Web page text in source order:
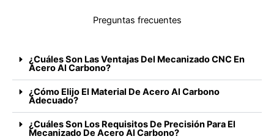
Preguntas frecuentes
¿Cuáles Son Las Ventajas Del Mecanizado CNC En
Acero Al Carbono?
¿Cómo Elijo El Material De Acero Al Carbono
Adecuado?
¿Cuáles Son Los Requisitos De Precisión Para El
Mecanizado De Acero Al Carbono?